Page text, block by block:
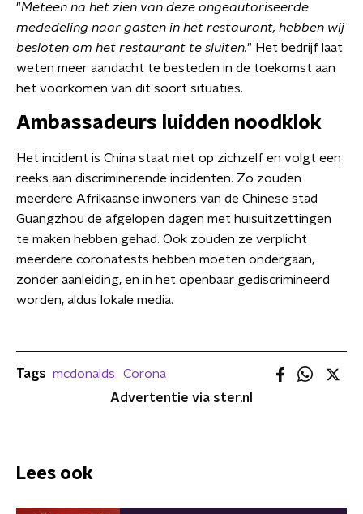
"Meteen na het zien van deze ongeautoriseerde
mededeling naar gasten in het restaurant, hebben wij
besloten om het restaurant te sluiten." Het bedrijf laat
weten meer aandacht te besteden in de toekomst aan
het voorkomen van dit soort situaties.
Ambassadeurs luidden noodklok
Het incident is China staat niet op zichzelf en volgt een
reeks aan discriminerende incidenten. Zo zouden
meerdere Afrikaanse inwoners van de Chinese stad
Guangzhou de afgelopen dagen met huisuitzettingen
te maken hebben gehad. Ook zouden ze verplicht
meerdere coronatests hebben moeten ondergaan,
zonder aanleiding, en in het openbaar gediscrimineerd
worden, aldus lokale media.
Tags mcdonalds
Corona
Advertentie via ster.nl
Lees ook